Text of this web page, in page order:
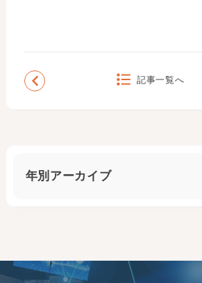
記事一覧へ
年別アーカイブ